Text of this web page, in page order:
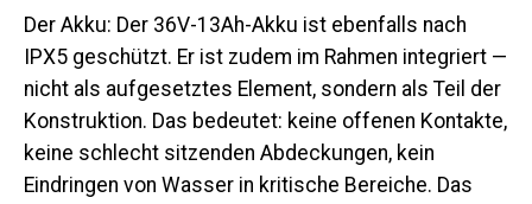
Der Akku: Der 36V-13Ah-Akku ist ebenfalls nach
IPX5 geschützt. Er ist zudem im Rahmen integriert —
nicht als aufgesetztes Element, sondern als Teil der
Konstruktion. Das bedeutet: keine offenen Kontakte,
keine schlecht sitzenden Abdeckungen, kein
Eindringen von Wasser in kritische Bereiche. Das